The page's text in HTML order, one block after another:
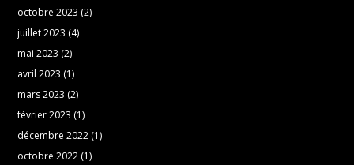
octobre 2023 (2)
juillet 2023 (4)
mai 2023 (2)
avril 2023 (1)
mars 2023 (2)
février 2023 (1)
décembre 2022 (1)
octobre 2022 (1)